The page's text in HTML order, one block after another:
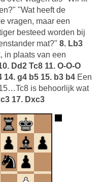
"Wat heeft de
vragen, maar een
besteed worden bij
mat?" 8. Lb3
in plaats van een
Dd2 Tc8 11. O-O-O
14. g4 b5 15. b3 b4 Een
is behoorlijk wat
17. Dxc3